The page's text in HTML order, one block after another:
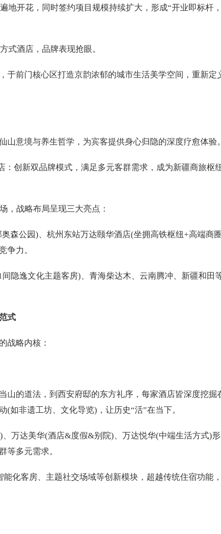
地开花，同时签约项目规模持续扩大，形成“开业即标杆
式酒店，品牌表现抢眼。
于前门核心区打造京韵浓郁的城市生活美学空间，重新定
山意境与养生哲学，为宾客提供身心归隐的深度疗愈体验
创新双品牌模式，满足多元客群需求，成为新疆商旅枢
，战略布局呈现三大亮点：
森公园)、杭州东站万达颐华酒店(坐拥高铁枢纽+高端商
争力。
隐逸文化主题客房)、青海柴达木、云南腾冲、新疆和田
式
战略内核：
山的道法，到西安府邸的东方礼序，每家酒店皆深度挖掘
如非遗工坊、文化导览)，让历史“活”在当下。
万达美华(酒店&度假&别院)、万达悦华(中端生活方式)
等多元需求。
化客房、主题社交场域等创新模块，超越传统住宿功能